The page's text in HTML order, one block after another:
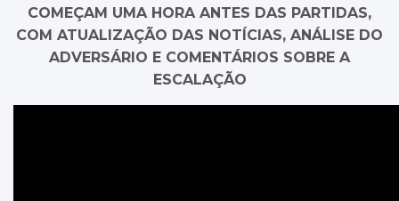
COMEÇAM UMA HORA ANTES DAS PARTIDAS,
COM ATUALIZAÇÃO DAS NOTÍCIAS, ANÁLISE DO
ADVERSÁRIO E COMENTÁRIOS SOBRE A
ESCALAÇÃO